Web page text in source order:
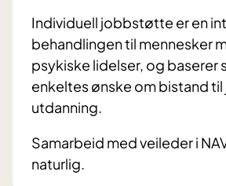
Individuell jobbstøtte er en
behandlingen til mennesker
psykiske lidelser, og baserer
enkeltes ønske om bistand
utdanning.
Samarbeid med veileder i
naturlig.